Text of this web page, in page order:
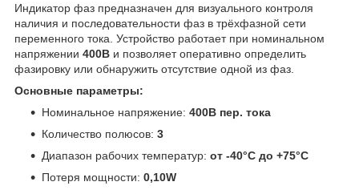
Индикатор фаз предназначен для визуального контроля
наличия и последовательности фаз в трёхфазной сети
переменного тока. Устройство работает при номинальном
напряжении 400В и позволяет оперативно определить
фазировку или обнаружить отсутствие одной из фаз.
Основные параметры:
Номинальное напряжение: 400В пер. тока
Количество полюсов: 3
Диапазон рабочих температур: от -40°C до +75°C
Потеря мощности: 0,10W